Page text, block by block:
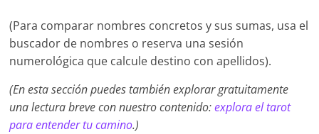
(Para comparar nombres concretos y sus sumas, usa el
buscador de nombres o reserva una sesión
numerológica que calcule destino con apellidos).
(En esta sección puedes también explorar gratuitamente
una lectura breve con nuestro contenido:explora el tarot
para entender tu camino.)